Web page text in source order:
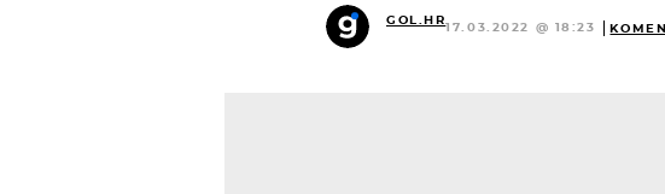
GOL.HR
17.03.2022 @ 18:23